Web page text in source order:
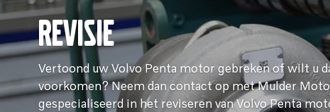
Revisie
Vertoond uw Volvo Penta motor gebreken of wilt u
voorkomen? Neem dan contact op met Mulder
gespecialiseerd in het reviseren van Volvo Penta